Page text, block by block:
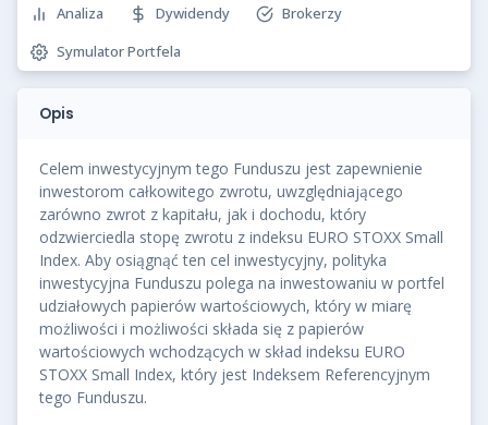
Analiza
Dywidendy
Brokerzy
Symulator Portfela
Opis
Celem inwestycyjnym tego Funduszu jest zapewnienie
inwestorom całkowitego zwrotu, uwzględniającego
zarówno zwrot z kapitału, jak i dochodu, który
odzwierciedla stopę zwrotu z indeksu EURO STOXX Small
Index. Aby osiągnąć ten cel inwestycyjny, polityka
inwestycyjna Funduszu polega na inwestowaniu w portfel
udziałowych papierów wartościowych, który w miarę
możliwości i możliwości składa się z papierów
wartościowych wchodzących w skład indeksu EURO
STOXX Small Index, który jest Indeksem Referencyjnym
tego Funduszu.